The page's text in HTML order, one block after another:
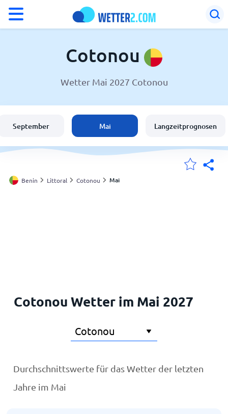
Wetter in Cotonou
Schweiz
Deutschland
Cotonou
Wetter Mai 2027 Cotonou
September Mai Langzeitprognosen
Benin Littoral Cotonou Mai
Cotonou Wetter im Mai 2027
Durchschnittswerte für das Wetter der letzten
Jahre im Mai